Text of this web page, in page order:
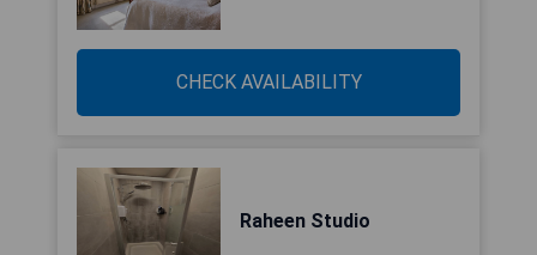
CHECK AVAILABILITY
Raheen Studio